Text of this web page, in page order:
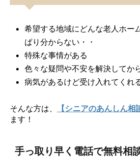
希望する地域にどんな老人ホー
ぱり分からない・・
特殊な事情がある
色々な疑問や不安を解決してか
病気があるけど受け入れてくれ
そんな方は、 【シニアのあんしん相
ます！
手っ取り早く電話で無料相